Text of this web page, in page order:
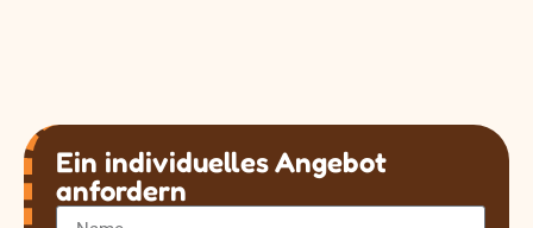
Ein individuelles Angebot
anfordern